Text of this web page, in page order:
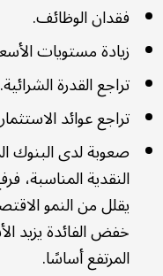
فقدان الوظائف.
زيادة مستويات
تراجع القدرة الشرائية.
تراجع عوائد
صعوبة لدى البنوك
النقدية المناسبة،
يقلل من النمو
خفض الفائدة يزيد
المرتفع أساسًا.